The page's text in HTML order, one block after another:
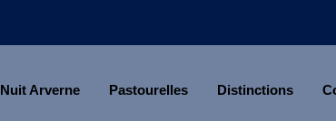
Nuit Arverne Pastourelles Distinctions